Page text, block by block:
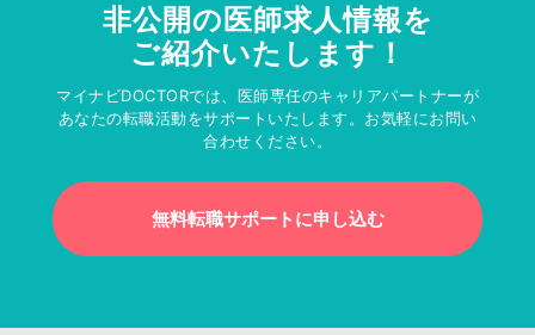
非公開の医師求人情報を
ご紹介いたします！
マイナビDOCTORでは、医師専任のキャリアパートナーが
あなたの転職活動をサポートいたします。お気軽にお問い
合わせください。
無料転職サポートに申し込む